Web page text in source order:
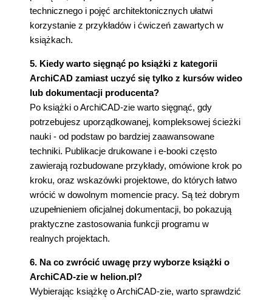
technicznego i pojęć architektonicznych ułatwi
korzystanie z przykładów i ćwiczeń zawartych w
książkach.
5. Kiedy warto sięgnąć po książki z kategorii
ArchiCAD zamiast uczyć się tylko z kursów wideo
lub dokumentacji producenta?
Po książki o ArchiCAD-zie warto sięgnąć, gdy
potrzebujesz uporządkowanej, kompleksowej ścieżki
nauki - od podstaw po bardziej zaawansowane
techniki. Publikacje drukowane i e-booki często
zawierają rozbudowane przykłady, omówione krok po
kroku, oraz wskazówki projektowe, do których łatwo
wrócić w dowolnym momencie pracy. Są też dobrym
uzupełnieniem oficjalnej dokumentacji, bo pokazują
praktyczne zastosowania funkcji programu w
realnych projektach.
6. Na co zwrócić uwagę przy wyborze książki o
ArchiCAD-zie w helion.pl?
Wybierając książkę o ArchiCAD-zie, warto sprawdzić